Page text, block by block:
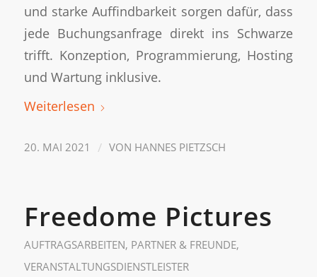
und starke Auffindbarkeit sorgen dafür, dass
jede Buchungsanfrage direkt ins Schwarze
trifft. Konzeption, Programmierung, Hosting
und Wartung inklusive.
Weiterlesen
20. MAI 2021 / VON HANNES PIETZSCH
Freedome Pictures
AUFTRAGSARBEITEN, PARTNER & FREUNDE,
VERANSTALTUNGSDIENSTLEISTER